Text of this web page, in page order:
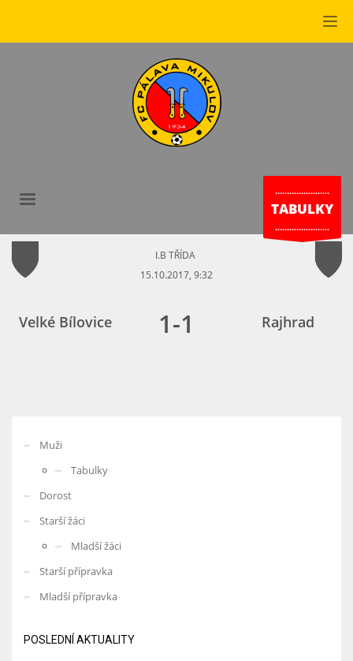
.......................
TABULKY
.......................
I.B TŘÍDA
15.10.2017, 9:32
Velké Bílovice 1-1 Rajhrad
Muži
Tabulky
Dorost
Starší žáci
Mladší žáci
Starší přípravka
Mladší přípravka
POSLEDNÍ AKTUALITY